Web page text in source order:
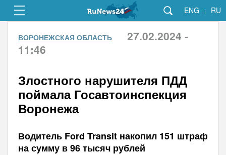
ENG | RU
ВОРОНЕЖСКАЯ ОБЛАСТЬ
27.02.2024 -
11:46
Злостного нарушителя ПДД
поймала Госавтоинспекция
Воронежа
Водитель Ford Transit накопил 151 штраф
на сумму в 96 тысяч рублей